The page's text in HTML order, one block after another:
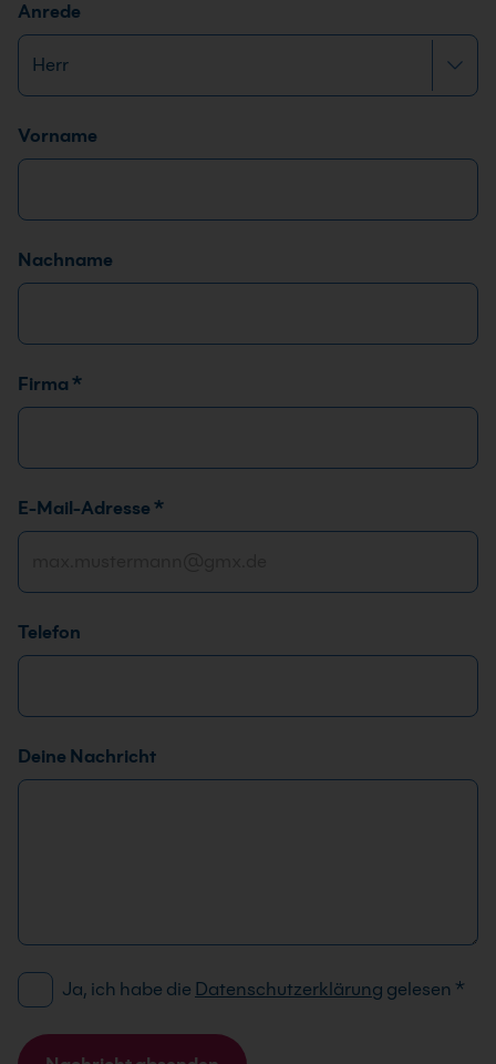
Anrede
Name*
Vorname
Nachname
Firma *
E-Mail-Adresse *
Telefon
D
e
-
M
l
Deine Nachricht
D
S
G
Ja, ich habe die Datenschutzerklärung gelesen *